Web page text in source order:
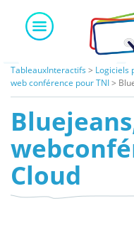
content
TableauxInteractifs > Logiciels
web conférence pour TNI>
Cloud